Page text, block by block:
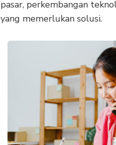
pasar, perkembangan
yang memerlukan solusi.